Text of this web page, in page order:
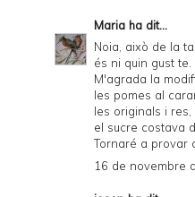
Maria ha dit...
Noia, això de la
és ni quin gust
M'agrada la
les pomes al
les originals i
el sucre costava
Tornaré a provar
16 de novembre